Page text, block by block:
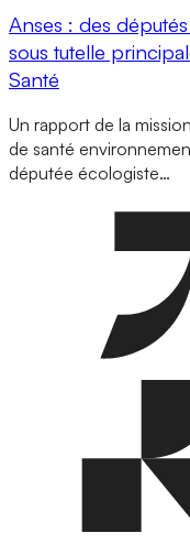
Anses : des
sous tutelle
Santé
Un rapport de la
de santé
députée écologiste…